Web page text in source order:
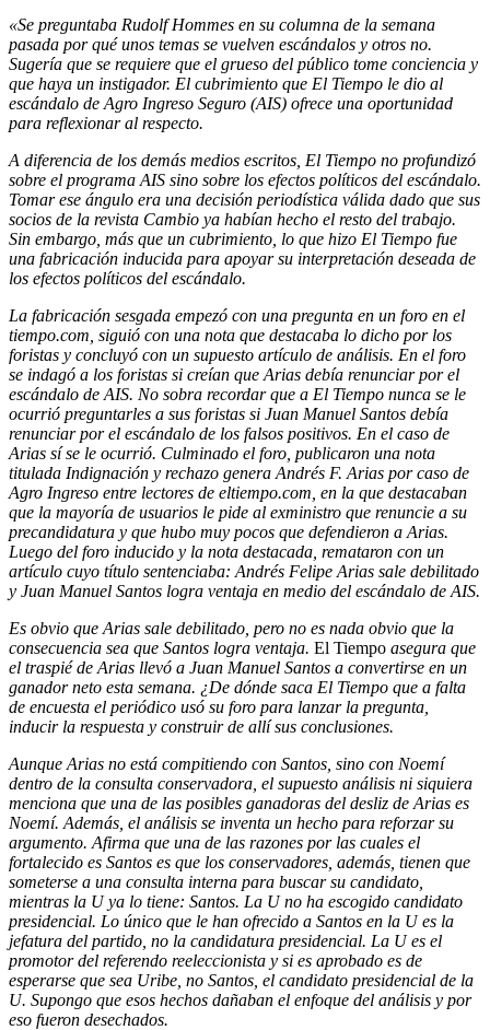
«Se preguntaba Rudolf Hommes en su columna de la semana
pasada por qué unos temas se vuelven escándalos y otros no.
Sugería que se requiere que el grueso del público tome conciencia y
que haya un instigador. El cubrimiento que El Tiempo le dio al
escándalo de Agro Ingreso Seguro (AIS) ofrece una oportunidad
para reflexionar al respecto.
A diferencia de los demás medios escritos, El Tiempo no profundizó
sobre el programa AIS sino sobre los efectos políticos del escándalo.
Tomar ese ángulo era una decisión periodística válida dado que sus
socios de la revista Cambio ya habían hecho el resto del trabajo.
Sin embargo, más que un cubrimiento, lo que hizo El Tiempo fue
una fabricación inducida para apoyar su interpretación deseada de
los efectos políticos del escándalo.
La fabricación sesgada empezó con una pregunta en un foro en el
tiempo.com, siguió con una nota que destacaba lo dicho por los
foristas y concluyó con un supuesto artículo de análisis. En el foro
se indagó a los foristas si creían que Arias debía renunciar por el
escándalo de AIS. No sobra recordar que a El Tiempo nunca se le
ocurrió preguntarles a sus foristas si Juan Manuel Santos debía
renunciar por el escándalo de los falsos positivos. En el caso de
Arias sí se le ocurrió. Culminado el foro, publicaron una nota
titulada Indignación y rechazo genera Andrés F. Arias por caso de
Agro Ingreso entre lectores de eltiempo.com, en la que destacaban
que la mayoría de usuarios le pide al exministro que renuncie a su
precandidatura y que hubo muy pocos que defendieron a Arias.
Luego del foro inducido y la nota destacada, remataron con un
artículo cuyo título sentenciaba: Andrés Felipe Arias sale debilitado
y Juan Manuel Santos logra ventaja en medio del escándalo de AIS.
Es obvio que Arias sale debilitado, pero no es nada obvio que la
consecuencia sea que Santos logra ventaja. El Tiempo asegura que
el traspié de Arias llevó a Juan Manuel Santos a convertirse en un
ganador neto esta semana. ¿De dónde saca El Tiempo que a falta
de encuesta el periódico usó su foro para lanzar la pregunta,
inducir la respuesta y construir de allí sus conclusiones.
Aunque Arias no está compitiendo con Santos, sino con Noemí
dentro de la consulta conservadora, el supuesto análisis ni siquiera
menciona que una de las posibles ganadoras del desliz de Arias es
Noemí. Además, el análisis se inventa un hecho para reforzar su
argumento. Afirma que una de las razones por las cuales el
fortalecido es Santos es que los conservadores, además, tienen que
someterse a una consulta interna para buscar su candidato,
mientras la U ya lo tiene: Santos. La U no ha escogido candidato
presidencial. Lo único que le han ofrecido a Santos en la U es la
jefatura del partido, no la candidatura presidencial. La U es el
promotor del referendo reeleccionista y si es aprobado es de
esperarse que sea Uribe, no Santos, el candidato presidencial de la
U. Supongo que esos hechos dañaban el enfoque del análisis y por
eso fueron desechados.